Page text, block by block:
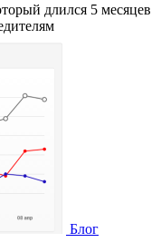
длился 5 месяцев
Блог